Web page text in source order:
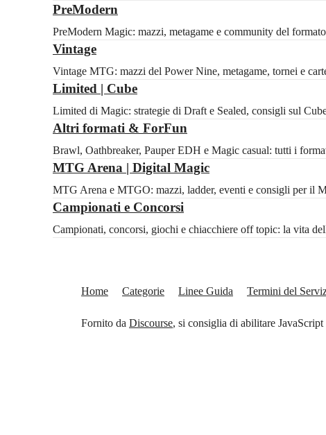
PreModern
PreModern Magic: mazzi, metagame e community del
Vintage
Vintage MTG: mazzi del Power Nine, metagame, tornei e
Limited | Cube
Limited di Magic: strategie di Draft e Sealed, consigli sul
Altri formati & ForFun
Brawl, Oathbreaker, Pauper EDH e Magic casual: tutti i
MTG Arena | Digital Magic
MTG Arena e MTGO: mazzi, ladder, eventi e consigli per il
Campionati e Concorsi
Campionati, concorsi, giochi e chiacchiere off topic: la vita
Home Categorie Linee Guida Termini del
Fornito da Discourse, si consiglia di abilitare JavaScript